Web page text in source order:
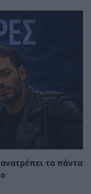
τα πάντα